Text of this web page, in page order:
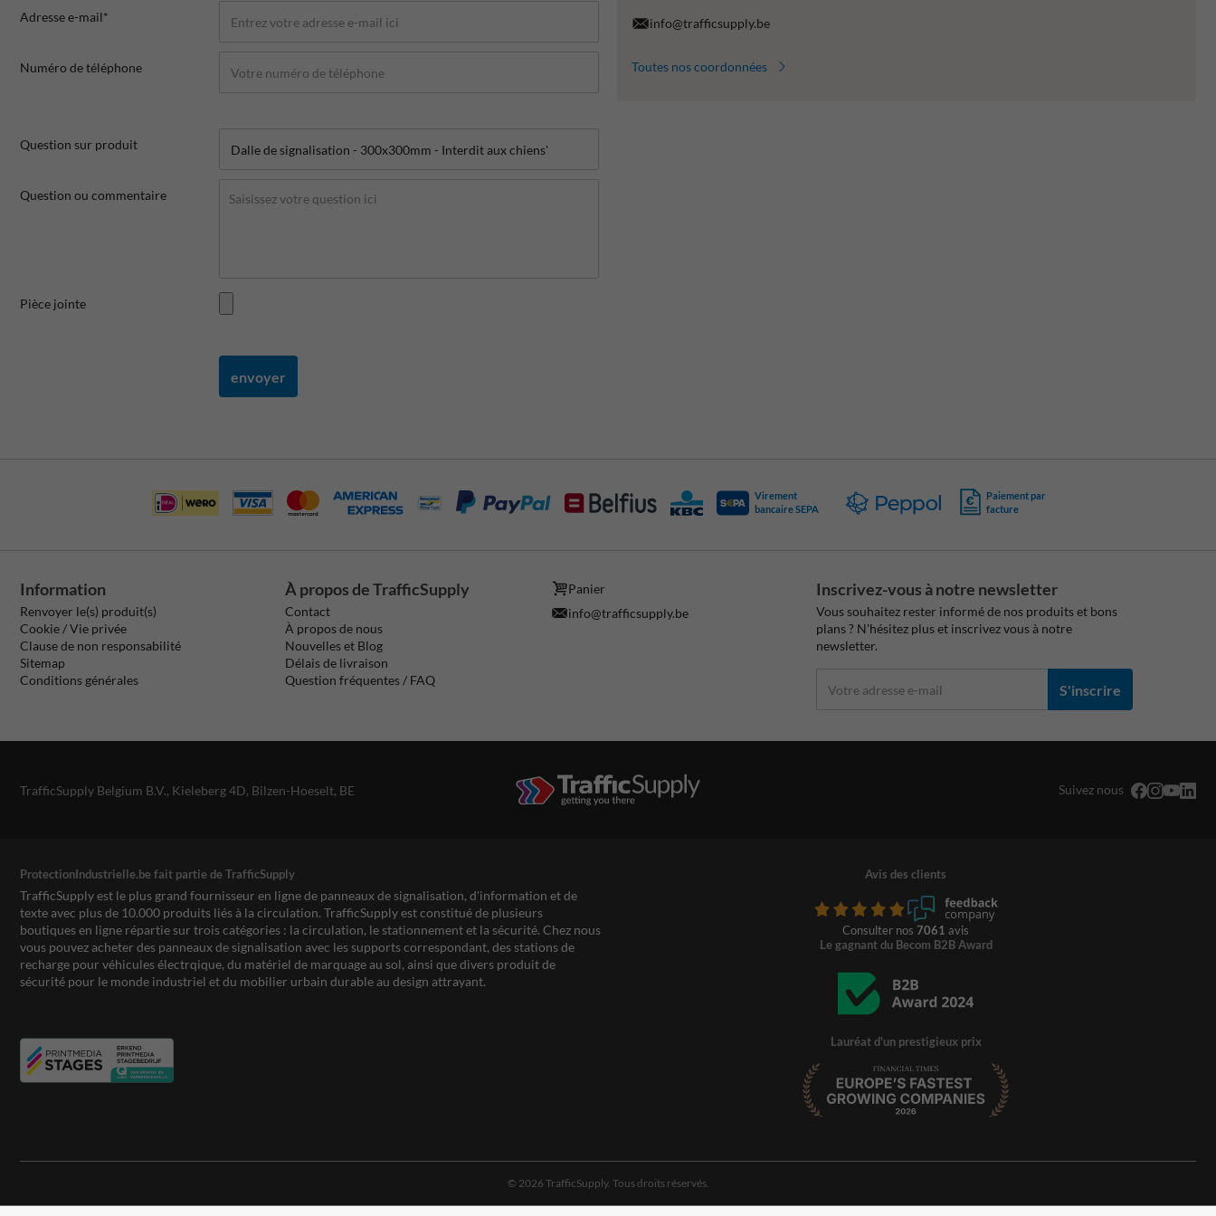
Adresse e-mail*
Numéro de téléphone
Question sur produit
Question ou commentaire
Pièce jointe
envoyer
info@trafficsupply.be
Toutes nos coordonnées
Virement
bancaire SEPA
Paiement par
facture
Information
Renvoyer le(s) produit(s)
Cookie / Vie privée
Clause de non responsabilité
Sitemap
Conditions générales
À propos de TrafficSupply
Contact
À propos de nous
Nouvelles et Blog
Délais de livraison
Question fréquentes / FAQ
Panier
info@trafficsupply.be
Inscrivez-vous à notre newsletter
Vous souhaitez rester informé de nos produits et bons
plans ? N'hésitez plus et inscrivez vous à notre
newsletter.
S'inscrire
TrafficSupply Belgium B.V., Kieleberg 4D, Bilzen-Hoeselt, BE Suivez nous
ProtectionIndustrielle.be fait partie de TrafficSupply
TrafficSupply est le plus grand fournisseur en ligne de panneaux de signalisation, d'information et de
texte avec plus de 10.000 produits liés à la circulation. TrafficSupply est constitué de plusieurs
boutiques en ligne répartie sur trois catégories : la circulation, le stationnement et la sécurité. Chez nous
vous pouvez acheter des panneaux de signalisation avec les supports correspondant, des stations de
recharge pour véhicules électrqique, du matériel de marquage au sol, ainsi que divers produit de
sécurité pour le monde industriel et du mobilier urbain durable au design attrayant.
Avis des clients
Consulter nos 7061 avis
Le gagnant du Becom B2B Award
Lauréat d'un prestigieux prix
© 2026 TrafficSupply. Tous droits réservés.